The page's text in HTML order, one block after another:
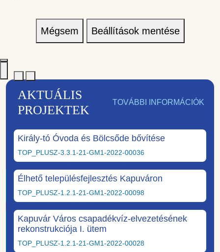
Mégsem Beállítások mentése
AKTUÁLIS
PROJEKTEK
TOVÁBBI INFORMÁCIÓK
Király-tó Óvoda és Bölcsőde bővítése
TOP_PLUSZ-3.3.1-21-GM1-2022-00036
Élhető településfejlesztés Kapuváron
TOP_PLUSZ-1.2.1-21-GM1-2022-00098
Kapuvár Város csapadékvíz-elvezetésének
rekonstrukciója I. ütem
TOP_PLUSZ-1.2.1-21-GM1-2022-00028